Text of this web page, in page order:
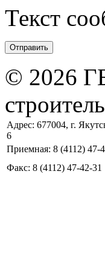
Текст
© 2026
Адрес: 677004, г.
6
Приемная: 8 (4112) 47-
Факс: 8 (4112) 47-42-31